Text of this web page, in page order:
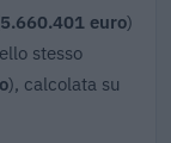
5.660.401 euro)
stesso
), calcolata su